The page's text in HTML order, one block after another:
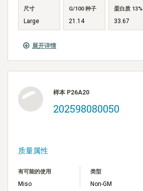
展开详情
尺寸
Large
G/100 种子
21.14
蛋白质 13%
33.67
样本 P26A20
202598080050
质量属性
有可能的使用
Miso
类型
Non-GM